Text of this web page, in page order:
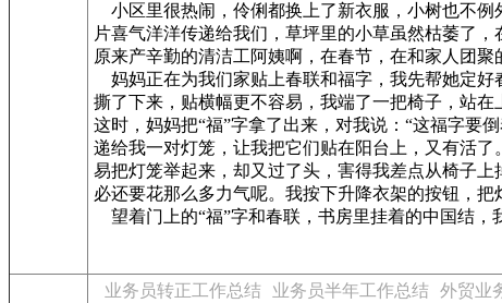
小区里很热闹，伶俐都换上了新衣服，小树也不例
片喜气洋洋传递给我们，草坪里的小草虽然枯萎了
原来产辛勤的清洁工阿姨啊，在春节，在和家人团
妈妈正在为我们家贴上春联和福字，我先帮她定好
撕了下来，贴横幅更不容易，我端了一把椅子，站
这时，妈妈把“福”字拿了出来，对我说：“这福字要
递给我一对灯笼，让我把它们贴在阳台上，又有活
易把灯笼举起来，却又过了头，害得我差点从椅子
必还要花那么多力气呢。我按下升降衣架的按钮，把
望着门上的“福”字和春联，书房里挂着的中国结，
业务员转正工作总结 业务员半年工作总结 外贸业